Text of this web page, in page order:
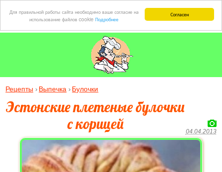
Согласен
Для правильной работы сайта необходимо ваше согласие на
использование файлов cookie Подробнее
Рецепты Выпечка Булочки
Эстонские плетеные булочки
с корицей
04.04.2013